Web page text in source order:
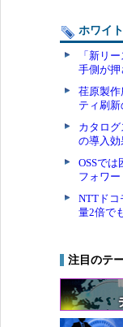
ホワイ
「新リ
手側が
荏原製作
ティ刷
カタロ
の導入効
OSSで
フォワ
NTTド
量2倍で
注目のテ